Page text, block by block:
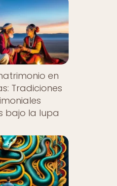
en
Tradiciones
bajo la lupa